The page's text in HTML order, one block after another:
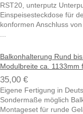
RST20, unterputz
Einspeisesteckdose für
konformen Anschluss von
Balkonhalterung Rund
Modulbreite ca. 1133mm
35,00 €
Eigene Fertigung in
Sondermaße möglich
Montageset für runde